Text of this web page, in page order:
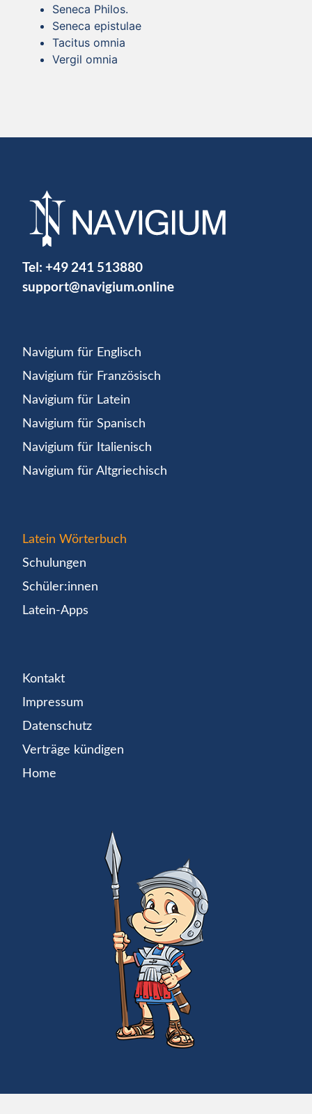
Seneca Philos.
Seneca epistulae
Tacitus omnia
Vergil omnia
Tel: +49 241 513880
support@navigium.online
Navigium für Englisch
Navigium für Französisch
Navigium für Latein
Navigium für Spanisch
Navigium für Italienisch
Navigium für Altgriechisch
Latein Wörterbuch
Schulungen
Schüler:innen
Latein-Apps
Kontakt
Impressum
Datenschutz
Verträge kündigen
Home